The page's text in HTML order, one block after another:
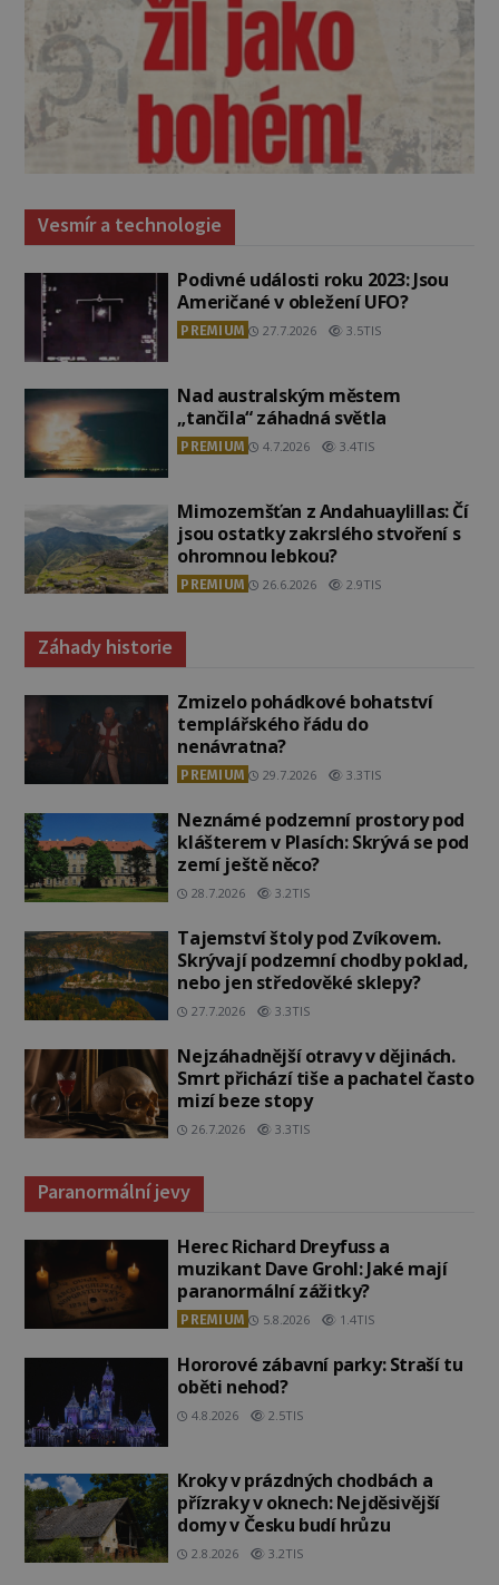
Vesmír a technologie
Podivné události roku 2023: Jsou
Američané v obležení UFO?
PREMIUM 27.7.2026 3.5TIS
Nad australským městem
„tančila“ záhadná světla
PREMIUM 4.7.2026 3.4TIS
Mimozemšťan z Andahuaylillas: Čí
jsou ostatky zakrslého stvoření s
ohromnou lebkou?
PREMIUM 26.6.2026 2.9TIS
Záhady historie
Zmizelo pohádkové bohatství
templářského řádu do
nenávratna?
PREMIUM 29.7.2026 3.3TIS
Neznámé podzemní prostory pod
klášterem v Plasích: Skrývá se pod
zemí ještě něco?
28.7.2026 3.2TIS
Tajemství štoly pod Zvíkovem.
Skrývají podzemní chodby poklad,
nebo jen středověké sklepy?
27.7.2026 3.3TIS
Nejzáhadnější otravy v dějinách.
Smrt přichází tiše a pachatel často
mizí beze stopy
26.7.2026 3.3TIS
Paranormální jevy
Herec Richard Dreyfuss a
muzikant Dave Grohl: Jaké mají
paranormální zážitky?
PREMIUM 5.8.2026 1.4TIS
Hororové zábavní parky: Straší tu
oběti nehod?
4.8.2026 2.5TIS
Kroky v prázdných chodbách a
přízraky v oknech: Nejděsivější
domy v Česku budí hrůzu
2.8.2026 3.2TIS